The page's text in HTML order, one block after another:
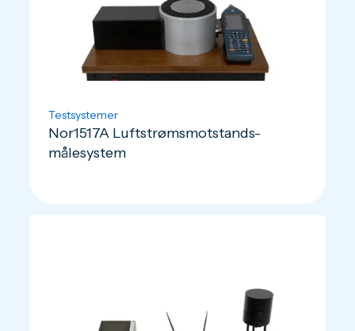
Testsystemer
Nor1517A Luftstrømsmotstands-
målesystem